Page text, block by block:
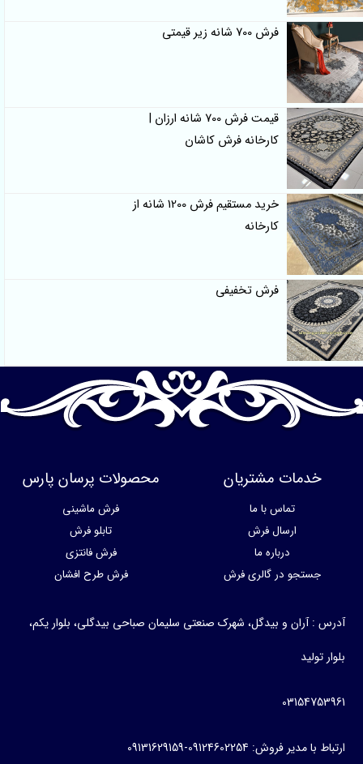
فرش 700 شانه زیر قیمتی
قیمت فرش 700 شانه ارزان |
کارخانه فرش کاشان
خرید مستقیم فرش 1200 شانه از
کارخانه
فرش تخفیفی
خدمات مشتریان
تماس با ما
ارسال فرش
درباره ما
جستجو در گالری فرش
محصولات پرسان پارس
فرش ماشینی
تابلو فرش
فرش فانتزی
فرش طرح افشان
آدرس : آران و بیدگل، شهرک صنعتی سلیمان صباحی بیدگلی، بلوار یکم،
بلوار تولید
03154753961
ارتباط با مدیر فروش: 09124602254-09131629159